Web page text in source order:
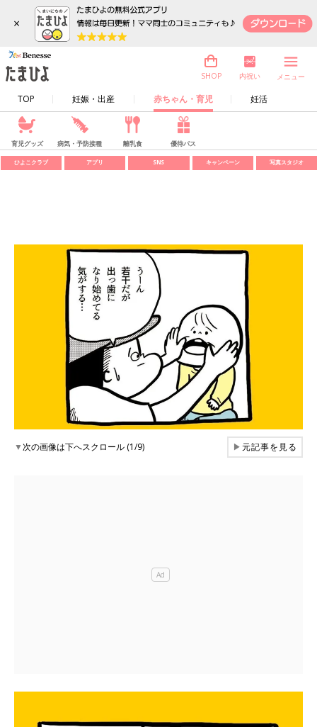
×
TOP 妊娠・出産 赤ちゃん・育児 妊活
SHOP 内祝い メニュー
育児グッズ 病気・予防接種 離乳食 優待パス
ひよこクラブ アプリ SNS キャンペーン 写真スタジオ
▼次の画像は下へスクロール (1/9) ▶元記事を見る